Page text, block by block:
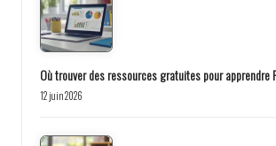
Où trouver des ressources gratuites pour apprendre
12 juin 2026